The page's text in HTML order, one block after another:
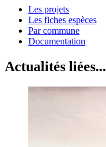
Les projets
Les fiches espèces
Par commune
Documentation
Actualités liées...